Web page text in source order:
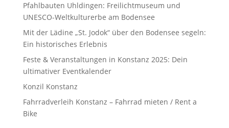
Pfahlbauten Uhldingen: Freilichtmuseum und
UNESCO-Weltkulturerbe am Bodensee
Mit der Lädine „St. Jodok“ über den Bodensee segeln:
Ein historisches Erlebnis
Feste & Veranstaltungen in Konstanz 2025: Dein
ultimativer Eventkalender
Konzil Konstanz
Fahrradverleih Konstanz – Fahrrad mieten / Rent a
Bike